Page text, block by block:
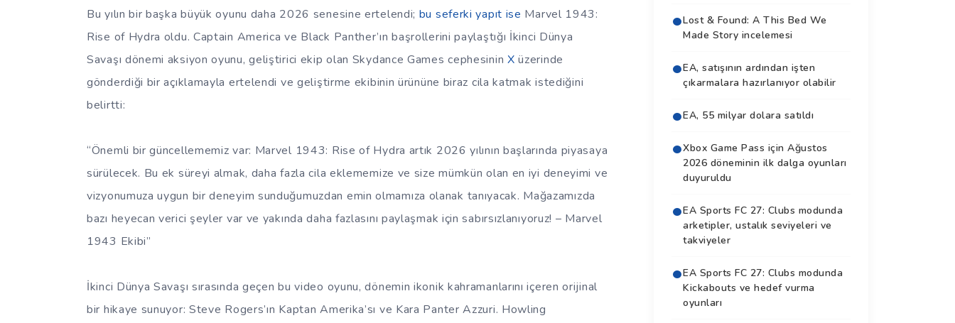
Bu yılın bir başka büyük oyunu daha 2026 senesine ertelendi; bu seferki yapıt ise Marvel 1943:
Rise of Hydra oldu. Captain America ve Black Panther’ın başrollerini paylaştığı İkinci Dünya
Savaşı dönemi aksiyon oyunu, geliştirici ekip olan Skydance Games cephesinin X üzerinde
gönderdiği bir açıklamayla ertelendi ve geliştirme ekibinin ürününe biraz cila katmak istediğini
belirtti:
“Önemli bir güncellememiz var: Marvel 1943: Rise of Hydra artık 2026 yılının başlarında piyasaya
sürülecek. Bu ek süreyi almak, daha fazla cila eklememize ve size mümkün olan en iyi deneyimi ve
vizyonumuza uygun bir deneyim sunduğumuzdan emin olmamıza olanak tanıyacak. Mağazamızda
bazı heyecan verici şeyler var ve yakında daha fazlasını paylaşmak için sabırsızlanıyoruz! – Marvel
1943 Ekibi”
İkinci Dünya Savaşı sırasında geçen bu video oyunu, dönemin ikonik kahramanlarını içeren orijinal
bir hikaye sunuyor: Steve Rogers’ın Kaptan Amerika’sı ve Kara Panter Azzuri. Howling
Lost & Found: A This Bed We
Made Story incelemesi
EA, satışının ardından işten
çıkarmalara hazırlanıyor olabilir
EA, 55 milyar dolara satıldı
Xbox Game Pass için Ağustos
2026 döneminin ilk dalga oyunları
duyuruldu
EA Sports FC 27: Clubs modunda
arketipler, ustalık seviyeleri ve
takviyeler
EA Sports FC 27: Clubs modunda
Kickabouts ve hedef vurma
oyunları